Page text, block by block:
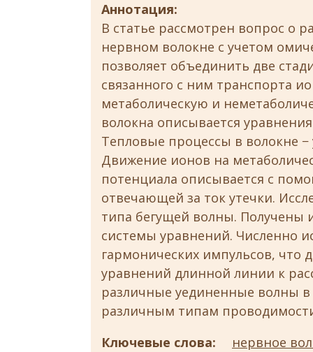
Аннотация:
В статье рассмотрен вопрос о
нервном волокне с учетом
позволяет объединить две
связанного с ним транспорта
метаболическую и
волокна описывается
Тепловые процессы в волокне
Движение ионов на
потенциала описывается с
отвечающей за ток утечки.
типа бегущей волны. Получены
системы уравнений. Численно
гармонических импульсов, что
уравнений длинной линии к
различные уединенные волны
различным типам
Ключевые слова:
нервное